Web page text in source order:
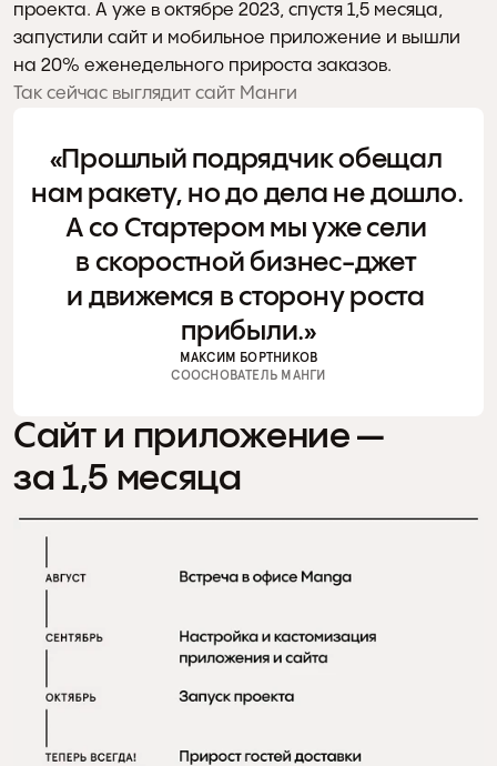
проекта. А уже в октябре 2023, спустя 1,5 месяца,
запустили сайт и мобильное приложение и вышли
на 20% еженедельного прироста заказов.
Так сейчас выглядит сайт Манги
«Прошлый подрядчик обещал
нам ракету, но до дела не дошло.
А со Стартером мы уже сели
в скоростной бизнес-джет
и движемся в сторону роста
прибыли.»
МАКСИМ БОРТНИКОВ
СООСНОВАТЕЛЬ МАНГИ
Сайт и приложение —
за 1,5 месяца